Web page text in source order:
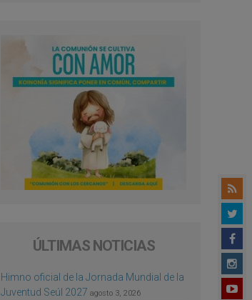
ÚLTIMAS NOTICIAS
Himno oficial de la Jornada Mundial de la
Juventud Seúl 2027 agosto 3, 2026